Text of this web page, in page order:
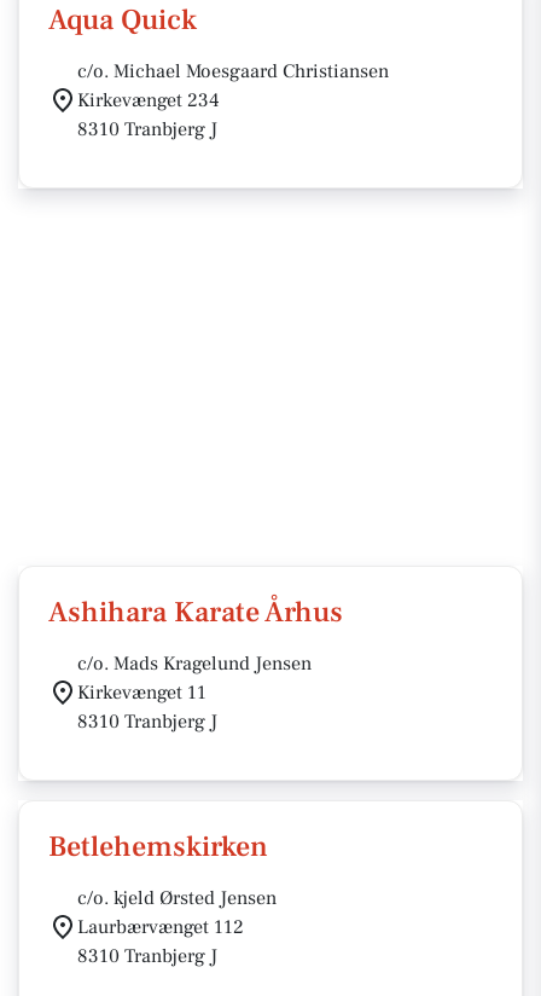
Aqua Quick
c/o. Michael Moesgaard Christiansen
Kirkevænget 234
8310 Tranbjerg J
Ashihara Karate Århus
c/o. Mads Kragelund Jensen
Kirkevænget 11
8310 Tranbjerg J
Betlehemskirken
c/o. kjeld Ørsted Jensen
Laurbærvænget 112
8310 Tranbjerg J